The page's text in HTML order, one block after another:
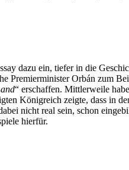
dazu ein, tiefer in die
Premierminister Orbán zum
“ erschaffen. Mittlerweile
Königreich zeigte, dass in
nicht real sein, schon
hierfür.